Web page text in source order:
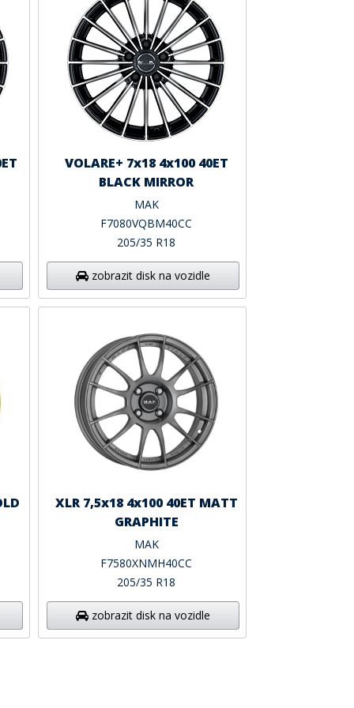
VOLARE+ 7x18 4x100 40ET
BLACK MIRROR
MAK
F7080VQBM40CC
205/35 R18
zobrazit disk na vozidle
XLR 7,5x18 4x100 40ET MATT
GRAPHITE
MAK
F7580XNMH40CC
205/35 R18
zobrazit disk na vozidle